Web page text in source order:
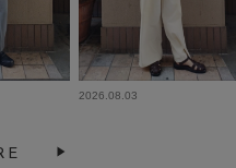
2026.08.03